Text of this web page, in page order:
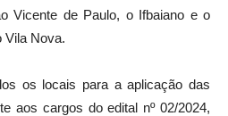
Vicente de Paulo, o Ifbaiano e o
Vila Nova.
os locais para a aplicação das
aos cargos do edital nº 02/2024,